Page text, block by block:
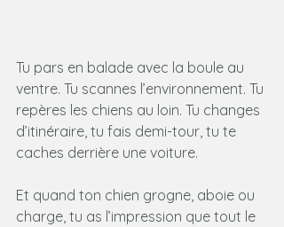
Tu pars en balade avec la boule au
ventre. Tu scannes l’environnement. Tu
repères les chiens au loin. Tu changes
d’itinéraire, tu fais demi-tour, tu te
caches derrière une voiture.
Et quand ton chien grogne, aboie ou
charge, tu as l’impression que tout le